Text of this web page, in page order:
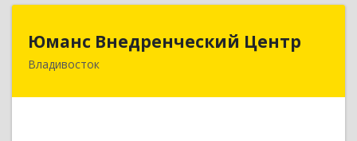
Юманс Внедренческий Центр
Владивосток
Юманс Внедренческий Центр
690014, Приморский край, Владивосток г,